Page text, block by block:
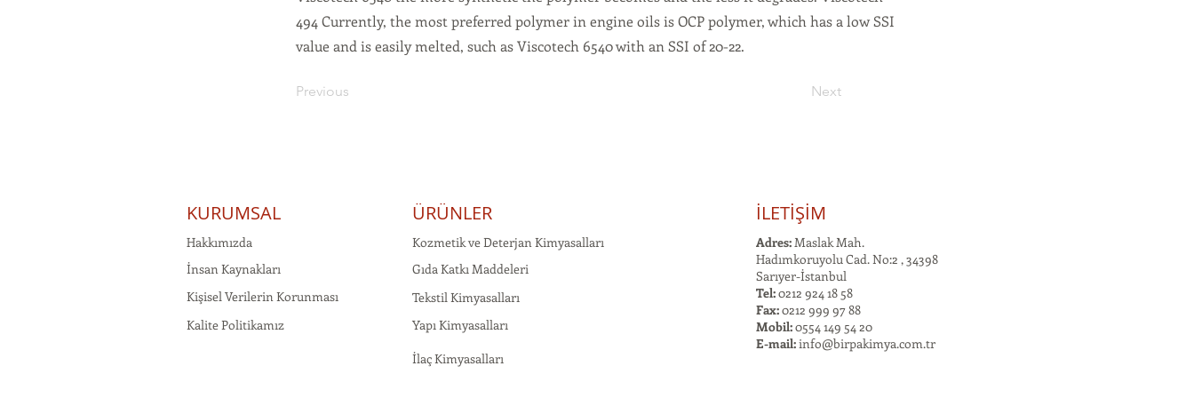
494 Currently, the most preferred polymer in engine oils is OCP polymer, which has a low SSI
value and is easily melted, such as Viscotech 6540 with an SSI of 20-22.
Previous Next
KURUMSAL
Hakkımızda
İnsan Kaynakları
Kişisel Verilerin Korunması
Kalite Politikamız
ÜRÜNLER
Kozmetik ve Deterjan Kimyasalları
Gıda Katkı Maddeleri
Tekstil Kimyasalları
Yapı Kimyasalları
İlaç Kimyasalları
İLETİŞİM
Adres:Maslak Mah.
Hadımkoruyolu Cad. No:2 , 34398
Sarıyer-İstanbul
Tel:0212 924 18 58
Fax:0212 999 97 88
Mobil:0554 149 54 20
E-mail:info@birpakimya.com.tr